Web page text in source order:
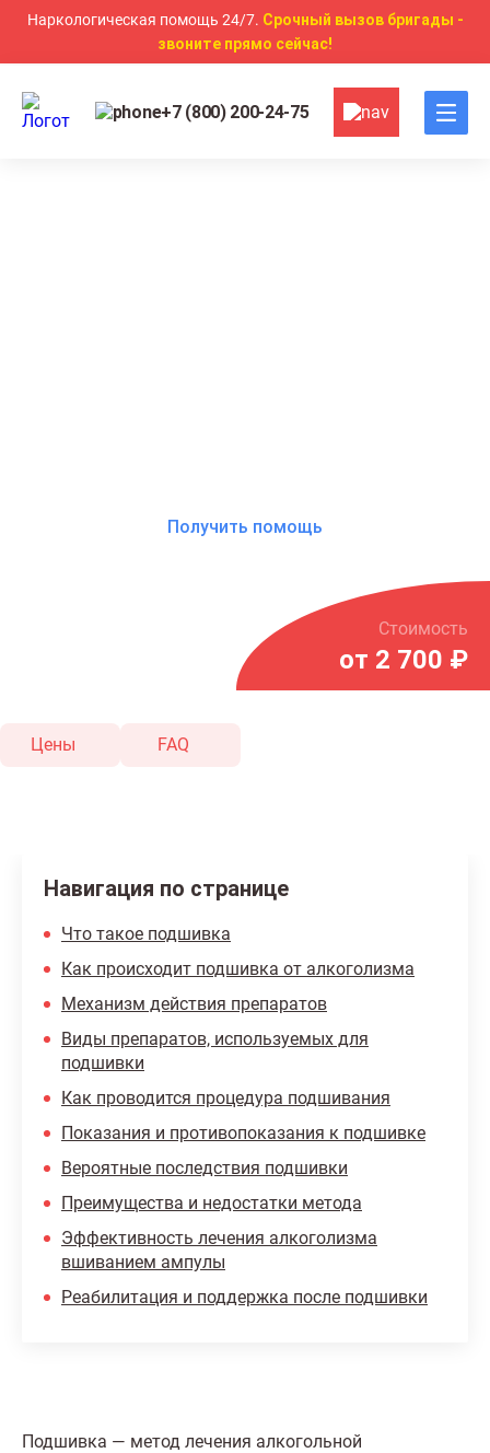
Наркологическая помощь 24/7. Срочный вызов бригады -
звоните прямо сейчас!
+7 (800) 200-24-75
Получить помощь
Стоимость
от 2 700 ₽
Цены FAQ
Навигация по странице
Что такое подшивка
Как происходит подшивка от алкоголизма
Механизм действия препаратов
Виды препаратов, используемых для
подшивки
Как проводится процедура подшивания
Показания и противопоказания к подшивке
Вероятные последствия подшивки
Преимущества и недостатки метода
Эффективность лечения алкоголизма
вшиванием ампулы
Реабилитация и поддержка после подшивки
Подшивка — метод лечения алкогольной